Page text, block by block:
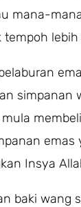
mana-
simpanan
emas
Insya
baki wang